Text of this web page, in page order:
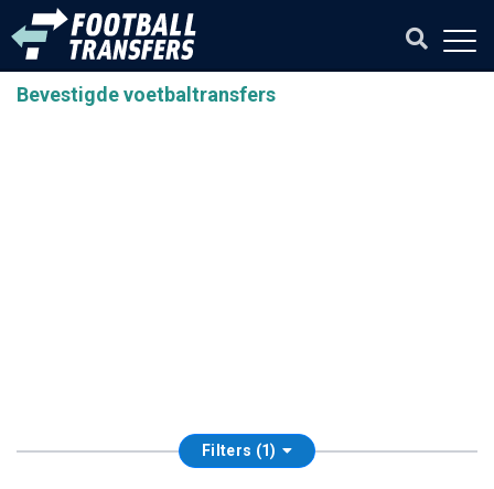
Bevestigde voetbaltransfers
Filters (1)